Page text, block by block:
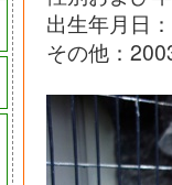
出生年月日
その他：